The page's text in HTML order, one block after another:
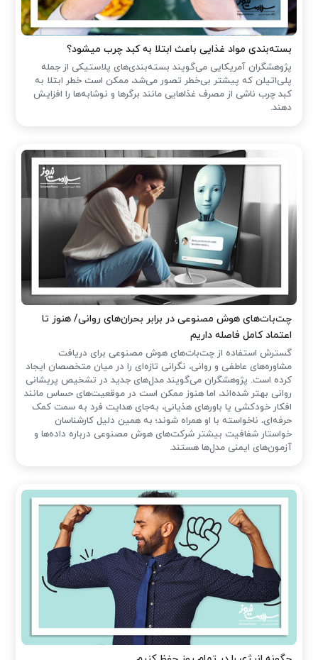
بسته‌بندی مواد غذایی باعث ابتلا به کبد چرب میشود؟
پژوهشگران آمریکایی می‌گویند بسته‌بندی‌های پلاستیکی از جمله
پلی‌اتیلن که پیشتر بی‌خطر تصور می‌شد، ممکن است خطر ابتلا به
کبد چرب ناشی از مصرف غذاهایی مانند برگرها و نوشابه‌ها را افزایش
دهند.
چت‌بات‌های هوش مصنوعی در برابر بحران‌های روانی/ هنوز تا
اعتماد کامل فاصله داریم
گسترش استفاده از چت‌بات‌های هوش مصنوعی برای دریافت
مشاوره‌های عاطفی و روانی، نگرانی تازه‌ای را در میان متخصصان ایجاد
کرده است. پژوهشگران می‌گویند مدل‌های جدید در تشخیص پریشانی
روانی بهتر شده‌اند، اما هنوز ممکن است در موقعیت‌های حساس مانند
افکار خودکشی یا باورهای هذیانی، به‌جای هدایت فرد به سمت کمک
حرفه‌ای، ناخواسته با او همراه شوند؛ به همین دلیل کارشناسان
خواستار شفافیت بیشتر شرکت‌های هوش مصنوعی درباره داده‌ها و
آزمون‌های ایمنی مدل‌ها هستند.